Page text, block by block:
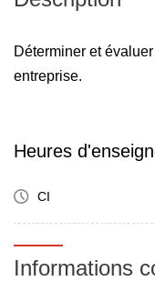
Déterminer et
entreprise.
Heures
CI
Informations